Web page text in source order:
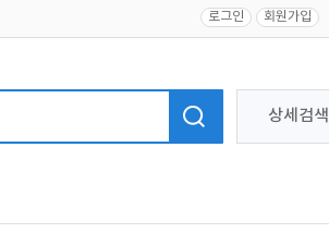
로그인 회원가입
상세검색